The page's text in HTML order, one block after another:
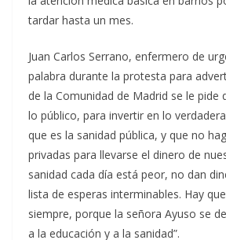
tardar hasta un mes.
Juan Carlos Serrano, enfermero de
palabra durante la protesta para
de la Comunidad de Madrid se le pide
lo público, para invertir en lo
que es la sanidad pública, y que no
privadas para llevarse el dinero de
sanidad cada día está peor, no dan
lista de esperas interminables. Hay
siempre, porque la señora Ayuso se
a la educación y a la sanidad”.